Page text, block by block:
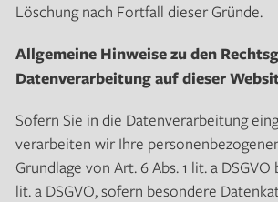
Löschung nach Fortfall dieser Gründe.
Allgemeine Hinweise zu den
Datenverarbeitung auf dieser
Sofern Sie in die Datenverarbeitung
verarbeiten wir Ihre
Grundlage von Art. 6 Abs. 1 lit. a DSGVO
lit. a DSGVO, sofern besondere